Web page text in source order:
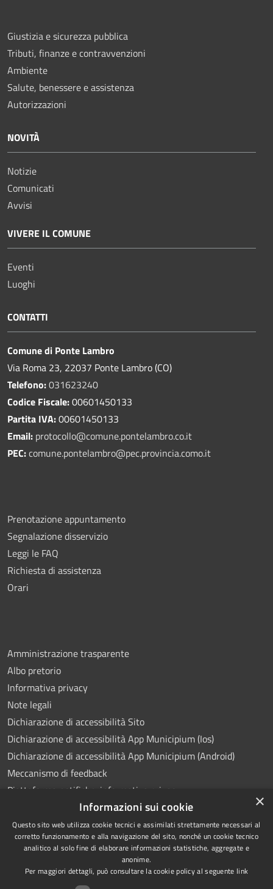
Giustizia e sicurezza pubblica
Tributi, finanze e contravvenzioni
Ambiente
Salute, benessere e assistenza
Autorizzazioni
NOVITÀ
Notizie
Comunicati
Avvisi
VIVERE IL COMUNE
Eventi
Luoghi
CONTATTI
Comune di Ponte Lambro
Via Roma 23, 22037 Ponte Lambro (CO)
Telefono:031623240
Codice Fiscale:00601450133
Partita IVA:00601450133
Email: protocollo@comune.pontelambro.co.it
PEC:comune.pontelambro@pec.provincia.como.it
Prenotazione appuntamento
Segnalazione disservizio
Leggi le FAQ
Richiesta di assistenza
Orari
Amministrazione trasparente
Albo pretorio
Informativa privacy
Note legali
Dichiarazione di accessibilità Sito
Dichiarazione di accessibilità App Municipium (Ios)
Dichiarazione di accessibilità App Municipium (Android)
Meccanismo di feedback
Piattaforma notifiche: informativa privacy
Videosorveglianza
×
Informazioni sui cookie
Questo sito web utilizza cookie tecnici e assimilati strettamente necessari al
corretto funzionamento e alla navigazione del sito, nonché un cookie tecnico
analitico al solo fine di elaborare informazioni statistiche, aggregate e
anonime.
Per maggiori dettagli, può consultare la cookie policy al seguente link